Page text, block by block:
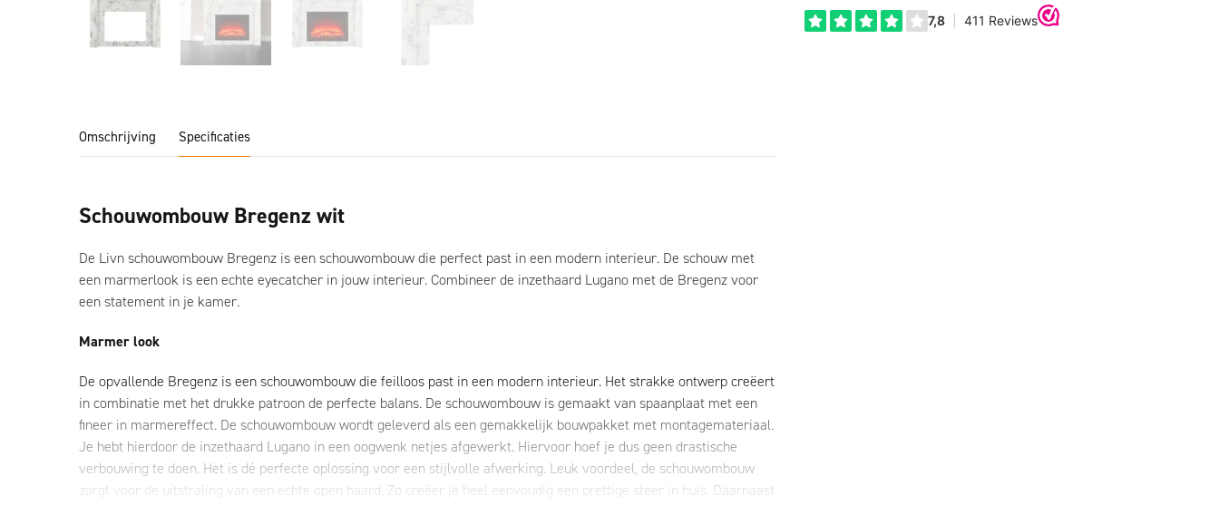
Omschrijving Specificaties
Schouwombouw Bregenz wit
De Livn schouwombouw Bregenz is een schouwombouw die perfect past in een modern interieur. De schouw met
een marmerlook is een echte eyecatcher in jouw interieur. Combineer de inzethaard Lugano met de Bregenz voor
een statement in je kamer.
Marmer look
De opvallende Bregenz is een schouwombouw die feilloos past in een modern interieur. Het strakke ontwerp creëert
in combinatie met het drukke patroon de perfecte balans. De schouwombouw is gemaakt van spaanplaat met een
fineer in marmereffect. De schouwombouw wordt geleverd als een gemakkelijk bouwpakket met montagemateriaal.
Je hebt hierdoor de inzethaard Lugano in een oogwenk netjes afgewerkt. Hiervoor hoef je dus geen drastische
verbouwing te doen. Het is dé perfecte oplossing voor een stijlvolle afwerking. Leuk voordeel, de schouwombouw
zorgt voor de uitstraling van een echte open haard. Zo creëer je heel eenvoudig een prettige sfeer in huis. Daarnaast